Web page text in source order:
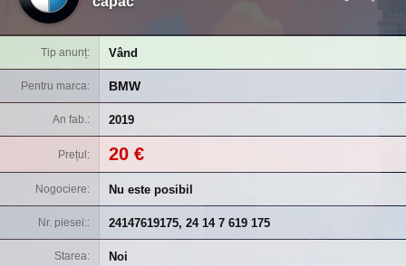
Tip anunț Vând
Pentru marca BMW
An fab. 2019
Prețul 20 €
Nogociere Nu este posibil
Nr. piesei: 24147619175, 24 14 7 619 175
Starea Noi